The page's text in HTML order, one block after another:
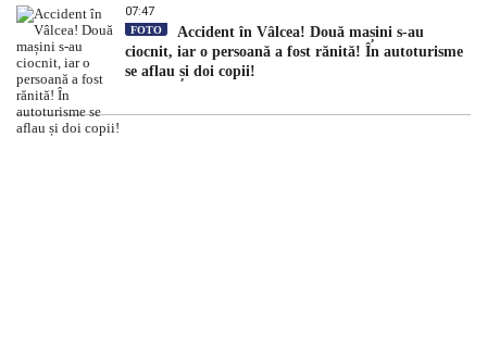
07:47
FOTO
Accident în Vâlcea! Două mașini s-au
ciocnit, iar o persoană a fost rănită! În autoturisme
se aflau și doi copii!